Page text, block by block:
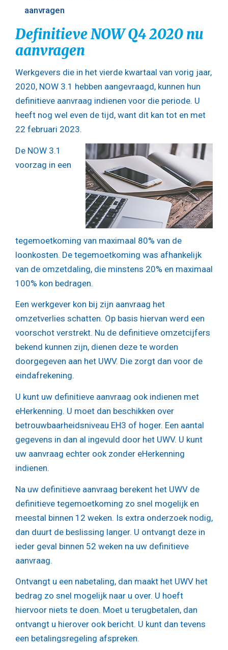
aanvragen
Definitieve NOW Q4 2020 nu
aanvragen
Werkgevers die in het vierde kwartaal van vorig jaar,
2020, NOW 3.1 hebben aangevraagd, kunnen hun
definitieve aanvraag indienen voor die periode. U
heeft nog wel even de tijd, want dit kan tot en met
22 februari 2023.
De NOW 3.1
voorzag in een
tegemoetkoming van maximaal 80% van de
loonkosten. De tegemoetkoming was afhankelijk
van de omzetdaling, die minstens 20% en maximaal
100% kon bedragen.
Een werkgever kon bij zijn aanvraag het
omzetverlies schatten. Op basis hiervan werd een
voorschot verstrekt. Nu de definitieve omzetcijfers
bekend kunnen zijn, dienen deze te worden
doorgegeven aan het UWV. Die zorgt dan voor de
eindafrekening.
U kunt uw definitieve aanvraag ook indienen met
eHerkenning. U moet dan beschikken over
betrouwbaarheidsniveau EH3 of hoger. Een aantal
gegevens in dan al ingevuld door het UWV. U kunt
uw aanvraag echter ook zonder eHerkenning
indienen.
Na uw definitieve aanvraag berekent het UWV de
definitieve tegemoetkoming zo snel mogelijk en
meestal binnen 12 weken. Is extra onderzoek nodig,
dan duurt de beslissing langer. U ontvangt deze in
ieder geval binnen 52 weken na uw definitieve
aanvraag.
Ontvangt u een nabetaling, dan maakt het UWV het
bedrag zo snel mogelijk naar u over. U hoeft
hiervoor niets te doen. Moet u terugbetalen, dan
ontvangt u hierover ook bericht. U kunt dan tevens
een betalingsregeling afspreken.